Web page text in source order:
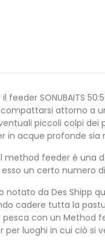
feeder SONUBAITS
attorno a
piccoli colpi dei
in acque profonde sia
method feeder è una
un certo numero
notato da Des Shipp
cadere tutta la
con un Method
per luoghi in cui ciò si